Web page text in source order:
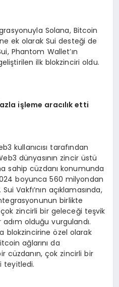
Solana, Bitcoin
ek olarak Sui desteği de
Phantom Wallet’ın
ilk blokzinciri oldu.
işleme aracılık etti
kullanıcısı tarafından
dünyasının zincir üstü
sahip cüzdanı konumunda
boyunca 560 milyondan
Vakfı’nın açıklamasında,
birlikte
zincirli bir geleceği teşvik
olduğu vurgulandı.
blokzincirine özel olarak
ağlarını da
cüzdanın, çok zincirli bir
teyitledi.